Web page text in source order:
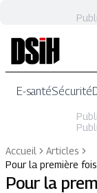
E-santéSécurité
Accueil
Articles
Pour la première
Pour la